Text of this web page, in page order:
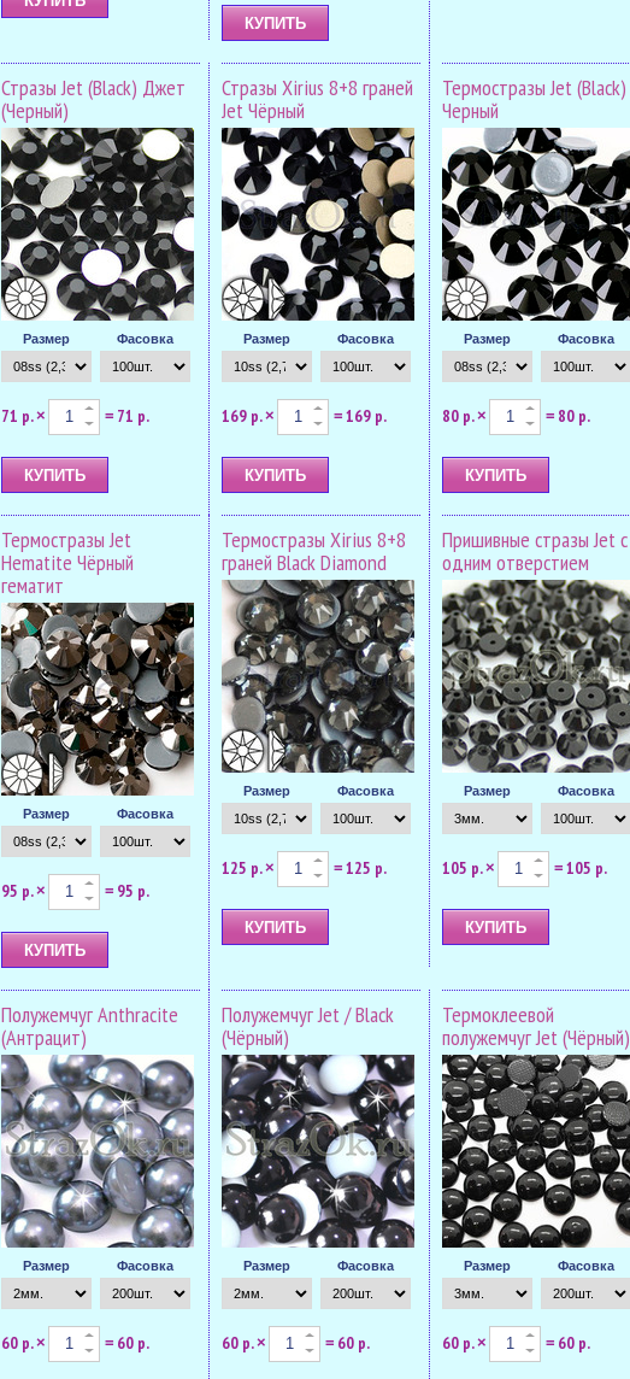
Стразы Jet (Black) Джет
(Черный)
Размер Фасовка
71 р.× = 71 р.
Стразы Xirius 8+8 граней
Jet Чёрный
Размер Фасовка
169 р.× = 169 р.
Термостразы Jet (Black)
Черный
Размер Фасовка
80 р.× = 80 р.
Термостразы Jet
Hematite Чёрный
гематит
Размер Фасовка
95 р.× = 95 р.
Термостразы Xirius 8+8
граней Black Diamond
Размер Фасовка
125 р.× = 125 р.
Пришивные стразы Jet с
одним отверстием
Размер Фасовка
105 р.× = 105 р.
Полужемчуг Anthracite
(Антрацит)
Размер Фасовка
60 р.× = 60 р.
Полужемчуг Jet / Black
(Чёрный)
Размер Фасовка
60 р.× = 60 р.
Термоклеевой
полужемчуг Jet (Чёрный)
Размер Фасовка
60 р.× = 60 р.